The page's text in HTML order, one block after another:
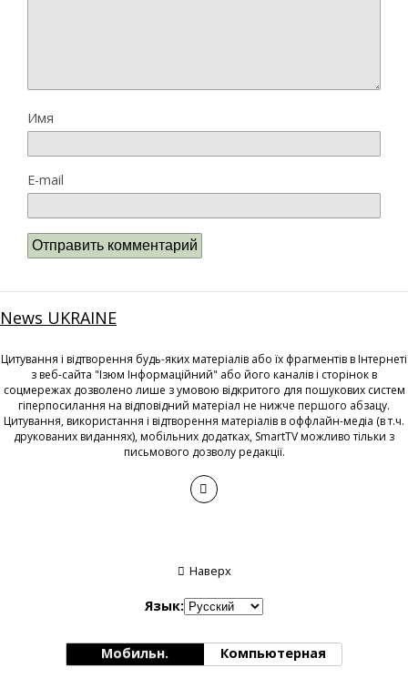
Имя
E-mail
News UKRAINE
Цитування і відтворення будь-яких матеріалів або їх фрагментів в Інтернеті
з веб-сайта "Ізюм Інформаційний" або його каналів і сторінок в
соцмережах дозволено лише з умовою відкритого для пошукових систем
гіперпосилання на відповідний матеріал не нижче першого абзацу.
Цитування, використання і відтворення матеріалів в оффлайн-медіа (в т.ч.
друкованих виданнях), мобільних додатках, SmartTV можливо тільки з
письмового дозволу редакції.
Наверх
Язык:
Мобильн. Компьютерная